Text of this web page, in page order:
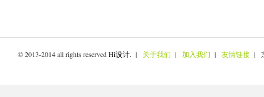
© 2013-2014 all rights reservedHi设计. | 关于我们 | 加入我们 | 友情链接 |